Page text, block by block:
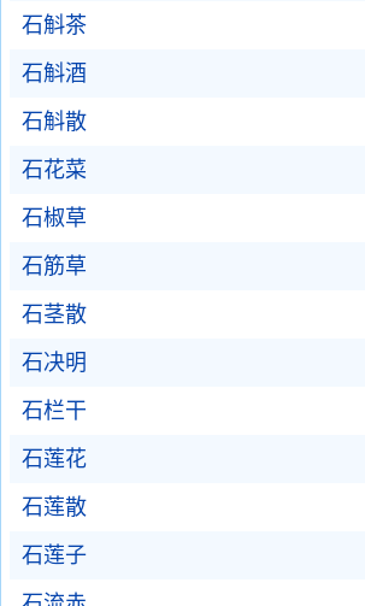
石斛茶
石斛酒
石斛散
石花菜
石椒草
石筋草
石茎散
石决明
石栏干
石莲花
石莲散
石莲子